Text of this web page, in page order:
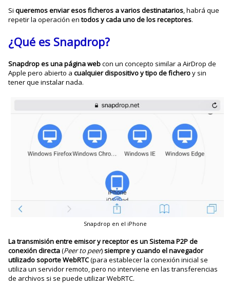
Siqueremos enviar esos ficheros a varios destinatarios, habrá que
repetir la operación entodos y cada uno de los receptores.
¿Qué es Snapdrop?
Snapdrop es una página webcon un concepto similar a AirDrop de
Apple pero abierto acualquier dispositivo y tipo de ficheroy sin
tener que instalar nada.
Snapdrop en el iPhone
La transmisión entre emisor y receptor es un Sistema P2P de
conexión directa(Peer to peer)siempre y cuando el navegador
utilizado soporte WebRTC(para establecer la conexión inicial se
utiliza un servidor remoto, pero no interviene en las transferencias
de archivos si se puede utilizar WebRTC.